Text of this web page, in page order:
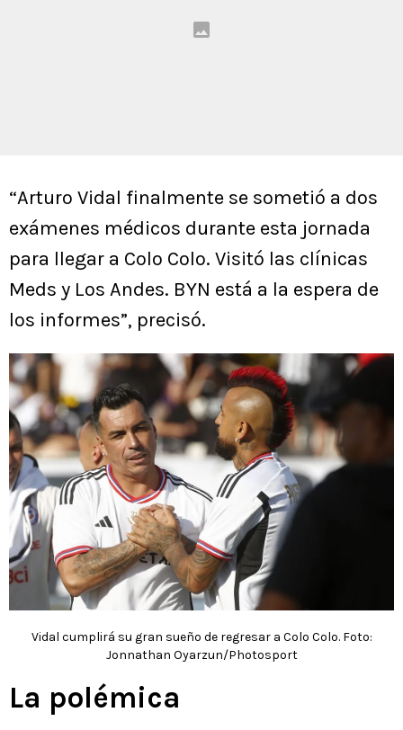
“Arturo Vidal finalmente se sometió a dos
exámenes médicos durante esta jornada
para llegar a Colo Colo. Visitó las clínicas
Meds y Los Andes. BYN está a la espera de
los informes”, precisó.
Vidal cumplirá su gran sueño de regresar a Colo Colo. Foto:
Jonnathan Oyarzun/Photosport
La polémica